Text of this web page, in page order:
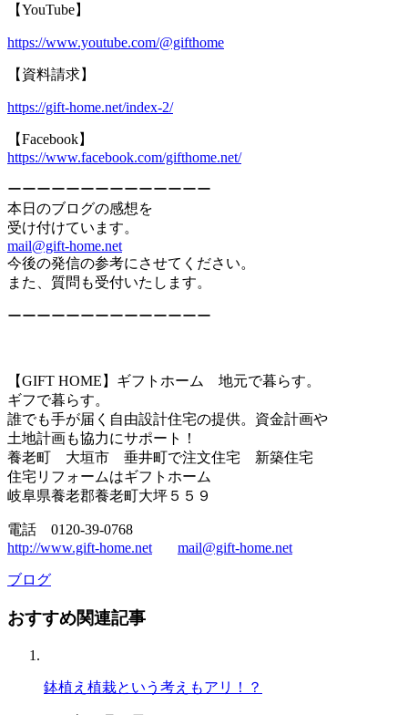
【YouTube】
https://www.youtube.com/@gifthome
【資料請求】
https://gift-home.net/index-2/
【Facebook】
https://www.facebook.com/gifthome.net/
ーーーーーーーーーーーーーー
本日のブログの感想を
受け付けています。
mail@gift-home.net
今後の発信の参考にさせてください。
また、質問も受付いたします。
ーーーーーーーーーーーーーー
【GIFT HOME】ギフトホーム 地元で暮らす。
ギフで暮らす。
誰でも手が届く自由設計住宅の提供。資金計画や
土地計画も協力にサポート！
養老町 大垣市 垂井町で注文住宅 新築住宅
住宅リフォームはギフトホーム
岐阜県養老郡養老町大坪５５９
電話 0120-39-0768
http://www.gift-home.net
mail@gift-home.net
ブログ
おすすめ関連記事
鉢植え植栽という考えもアリ！？